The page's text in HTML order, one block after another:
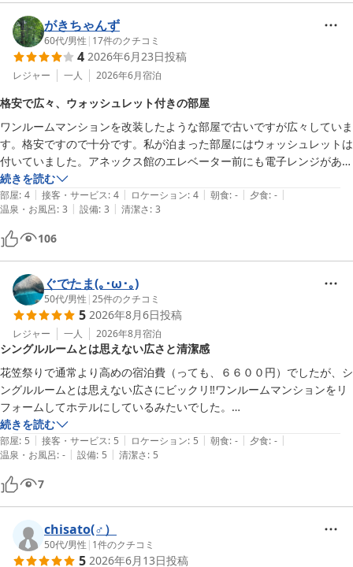
設備は、室内やユニットバスはリフォームされて、すごくキレイでし
た。
スタッフや警備の方もすごくいい感じでした。バイクに鍵つけっぱなし
で忘れたら、フロントに持ってきてくれていました。山形の人はいい人
だ。
花笠まつり、良かったです。足がちょっと不自由なのですが、会場の通
りがすぐ、窓から見えるくらい。
二日目は、天童へ。天童温泉の道の駅。ここは、将棋の実演や果物が安
い。実演やってれば、駒に名前とか彫ってくれて、返送してくれるサー
ビスが１５００円〜。普通に売ってるのが、１３００円なので、お得で
す。
更に、銀山温泉へ。山形市から４０kmくらいかな。いいです。
遅いお昼は、村山の道の駅。広いレストランがいいです。ここも、果物
帰って、３時過ぎ。
まだ地下駐車場は十分空きがありました。ちなみに、連泊中の超過料金
は、融通がきくみたいです。
あと、山寺がありますが、山形市内からすぐですが、観光には、半日見
ておいた方がいいかと。
蔵王も近いです。来た日は、お釜と雲海が良く見れました。
人が映っちゃうので、花笠まつりの写真出せなくて、残念。
がきちゃんず
60代/男性 | 17件のクチコミ
4 2026年6月23日投稿
レジャー 一人 2026年6月宿泊
格安で広々、ウォッシュレット付きの部屋
ワンルームマンションを改装したような部屋で古いですが広々していま
す。格安ですので十分です。私が泊まった部屋にはウォッシュレットは
付いていました。アネックス館のエレベーター前にも電子レンジがあり
ました。入口はわかりにくいですがチェックイン時に地図とともに丁寧
に教えていただけます。なお、山形市内には15分おきに100円の循環バ
スが走っています。
続きを読む
部屋: 4 | 接客・サービス: 4 | ロケーション: 4 | 朝食: - | 夕食: - |
温泉・お風呂: 3 | 設備: 3 | 清潔さ: 3
106
ぐでたま(｡･ω･｡)
50代/男性 |25件のクチコミ
5 2026年8月6日投稿
レジャー 一人 2026年8月宿泊
シングルルームとは思えない広さと清潔感
花笠祭りで通常より高めの宿泊費（っても、６６００円）でしたが、シ
ングルルームとは思えない広さにビックリ‼︎ワンルームマンションをリ
フォームしてホテルにしているみたいでした。
また、広い部屋にもかかわらず掃除もキッチリとされていて快適に過ご
せました。
唯一の欠点はチェックインチェックアウト受付は別棟で雨が降ったら面
倒な事かな。
まっ、花笠祭り通りは目の前で最後までゆっくり楽しめました。
続きを読む
部屋: 5 | 接客・サービス: 5 | ロケーション: 5 | 朝食: - | 夕食: - |
温泉・お風呂: - | 設備: 5 | 清潔さ: 5
7
chisato(♂）
50代/男性 | 1件のクチコミ
5 2026年6月13日投稿